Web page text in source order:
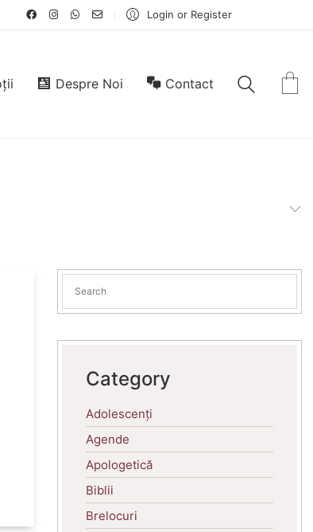
Login or Register
Despre Noi Contact
Category
Adolescenți
Agende
Apologetică
Biblii
Brelocuri